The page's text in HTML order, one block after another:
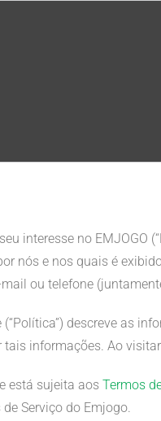
interesse no EMJOGO
nós e nos quais é
ou telefone
descreve as
informações. Ao
está sujeita aos Termos
Serviço do Emjogo.